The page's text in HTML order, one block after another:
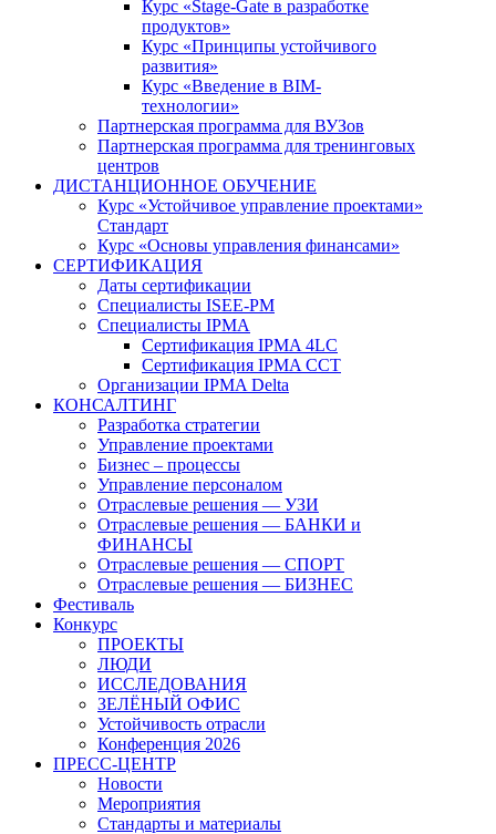
Курс «Stage-Gate в разработке
продуктов»
Курс «Принципы устойчивого
развития»
Курс «Введение в BIM-
технологии»
Партнерская программа для ВУЗов
Партнерская программа для тренинговых
центров
ДИСТАНЦИОННОЕ ОБУЧЕНИЕ
Курс «Устойчивое управление проектами»
Стандарт
Курс «Основы управления финансами»
СЕРТИФИКАЦИЯ
Даты сертификации
Специалисты ISEE-PM
Специалисты IPMA
Сертификация IPMA 4LC
Сертификация IPMA CCT
Организации IPMA Delta
КОНСАЛТИНГ
Разработка стратегии
Управление проектами
Бизнес – процессы
Управление персоналом
Отраслевые решения — УЗИ
Отраслевые решения — БАНКИ и
ФИНАНСЫ
Отраслевые решения — СПОРТ
Отраслевые решения — БИЗНЕС
Фестиваль
Конкурс
ПРОЕКТЫ
ЛЮДИ
ИССЛЕДОВАНИЯ
ЗЕЛЁНЫЙ ОФИС
Устойчивость отрасли
Конференция 2026
ПРЕСС-ЦЕНТР
Новости
Мероприятия
Стандарты и материалы